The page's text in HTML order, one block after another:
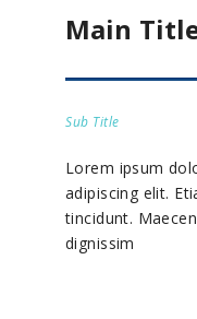
Main
Sub Title
Lorem ipsum
adipiscing elit.
tincidunt.
dignissim